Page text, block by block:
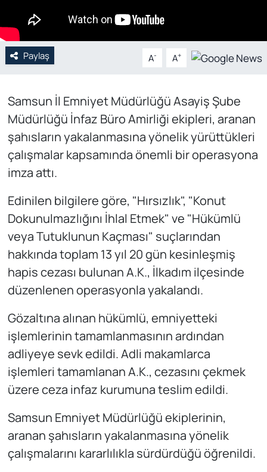
Paylaş A- A+
Samsun İl Emniyet Müdürlüğü Asayiş Şube
Müdürlüğü İnfaz Büro Amirliği ekipleri, aranan
şahısların yakalanmasına yönelik yürüttükleri
çalışmalar kapsamında önemli bir operasyona
imza attı.
Edinilen bilgilere göre, "Hırsızlık", "Konut
Dokunulmazlığını İhlal Etmek" ve "Hükümlü
veya Tutuklunun Kaçması" suçlarından
hakkında toplam 13 yıl 20 gün kesinleşmiş
hapis cezası bulunan A.K., İlkadım ilçesinde
düzenlenen operasyonla yakalandı.
Gözaltına alınan hükümlü, emniyetteki
işlemlerinin tamamlanmasının ardından
adliyeye sevk edildi. Adli makamlarca
işlemleri tamamlanan A.K., cezasını çekmek
üzere ceza infaz kurumuna teslim edildi.
Samsun Emniyet Müdürlüğü ekiplerinin,
aranan şahısların yakalanmasına yönelik
çalışmalarını kararlılıkla sürdürdüğü öğrenildi.
Web Tv
Yerel